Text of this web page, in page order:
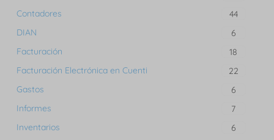
Contadores
44
DIAN
6
Facturación
18
Facturación Electrónica en Cuenti
22
Gastos
6
Informes
7
Inventarios
6